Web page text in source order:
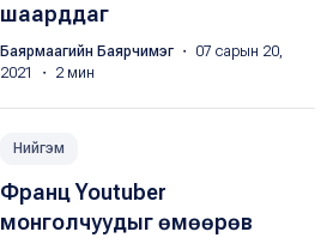
шаарддаг
Баярмаагийн Баярчимэг ・ 07 сарын 20,
2021 ・ 2 мин
Нийгэм
Франц Youtuber
монголчуудыг өмөөрөв